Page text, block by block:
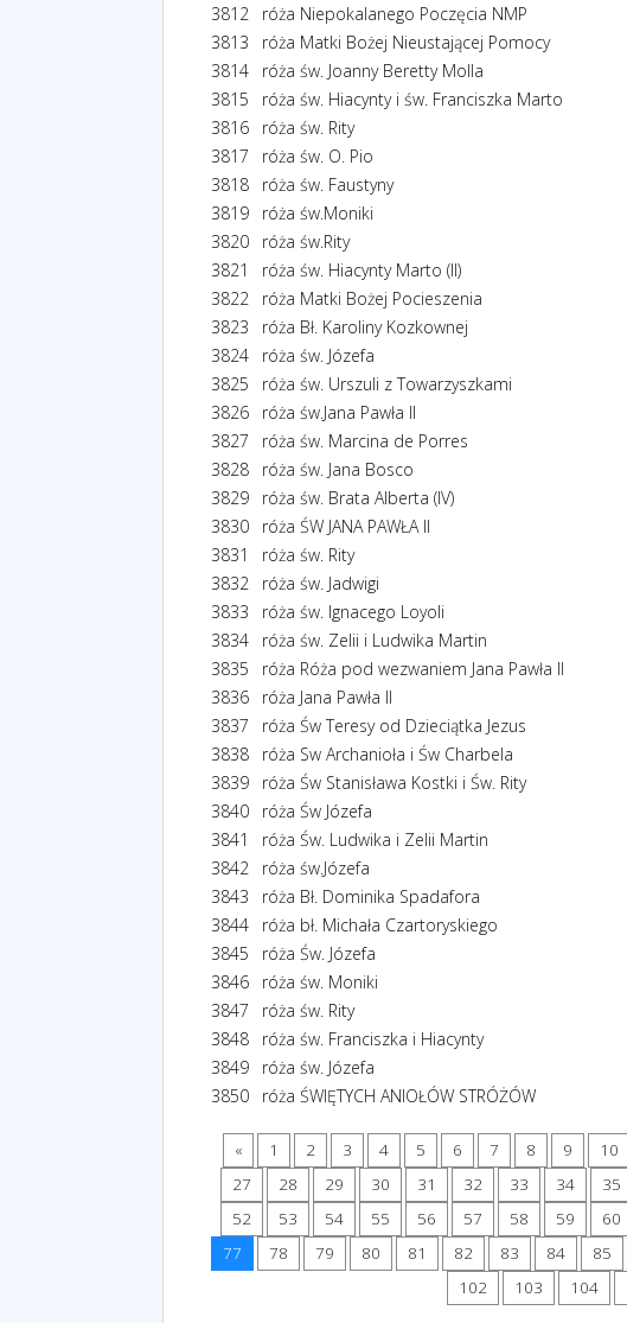
3812
róża Niepokalanego Poczęcia NMP
3813
róża Matki Bożej Nieustającej Pomocy
3814
róża św. Joanny Beretty Molla
3815
róża św. Hiacynty i św. Franciszka Marto
3816
róża św. Rity
3817
róża św. O. Pio
3818
róża św. Faustyny
3819
róża św.Moniki
3820
róża św.Rity
3821
róża św. Hiacynty Marto (II)
3822
róża Matki Bożej Pocieszenia
3823
róża Bł. Karoliny Kozkownej
3824
róża św. Józefa
3825
róża św. Urszuli z Towarzyszkami
3826
róża św.Jana Pawła II
3827
róża św. Marcina de Porres
3828
róża św. Jana Bosco
3829
róża św. Brata Alberta (IV)
3830
róża ŚW JANA PAWŁA II
3831
róża św. Rity
3832
róża św. Jadwigi
3833
róża św. Ignacego Loyoli
3834
róża św. Zelii i Ludwika Martin
3835
róża Róża pod wezwaniem Jana Pawła II
3836
róża Jana Pawła II
3837
róża Św Teresy od Dzieciątka Jezus
3838
róża Sw Archanioła i Św Charbela
3839
róża Św Stanisława Kostki i Św. Rity
3840
róża Św Józefa
3841
róża Św. Ludwika i Zelii Martin
3842
róża św.Józefa
3843
róża Bł. Dominika Spadafora
3844
róża bł. Michała Czartoryskiego
3845
róża Św. Józefa
3846
róża św. Moniki
3847
róża św. Rity
3848
róża św. Franciszka i Hiacynty
3849
róża św. Józefa
3850
róża ŚWIĘTYCH ANIOŁÓW STRÓŻÓW
« 1 2 3 4 5 6 7 8 9 10
27
28 29 30 31 32 33 34 35
52
53 54 55 56 57 58 59 60
77
78 79 80 81 82 83 84 85
102
103 104